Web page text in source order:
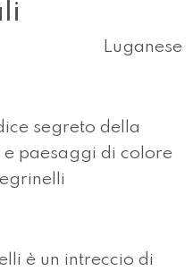
Luganese
segreto della
paesaggi di colore
è un intreccio di